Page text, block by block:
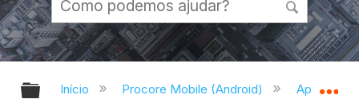
Expandir/recolher hierarquia
Início Procore Mobile (Android) Aplicativo